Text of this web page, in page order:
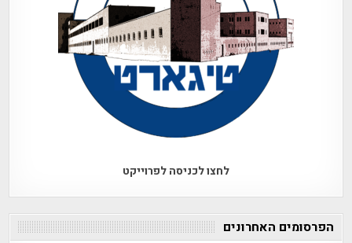
לחצו לכניסה לפרוייקט
הפרסומים האחרונים